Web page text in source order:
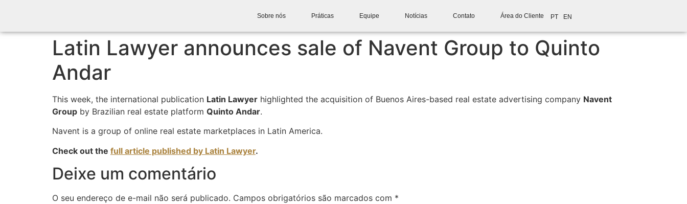
Sobre nós Práticas Equipe Notícias Contato Área do Cliente PT EN
Latin Lawyer announces sale of Navent Group to Quinto
Andar
This week, the international publication Latin Lawyer highlighted the acquisition of Buenos Aires-based real estate advertising company Navent
Group by Brazilian real estate platform Quinto Andar.
Navent is a group of online real estate marketplaces in Latin America.
Check out the full article published by Latin Lawyer.
Deixe um comentário
O seu endereço de e-mail não será publicado. Campos obrigatórios são marcados com *